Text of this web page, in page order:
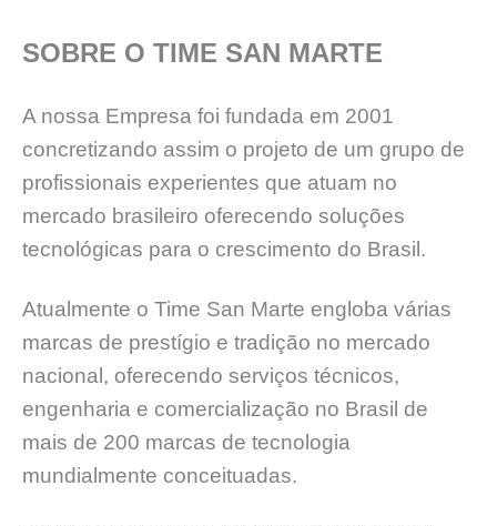
SOBRE O TIME SAN MARTE
A nossa Empresa foi fundada em 2001
concretizando assim o projeto de um grupo de
profissionais experientes que atuam no
mercado brasileiro oferecendo soluções
tecnológicas para o crescimento do Brasil.
Atualmente o Time San Marte engloba várias
marcas de prestígio e tradição no mercado
nacional, oferecendo serviços técnicos,
engenharia e comercialização no Brasil de
mais de 200 marcas de tecnologia
mundialmente conceituadas.